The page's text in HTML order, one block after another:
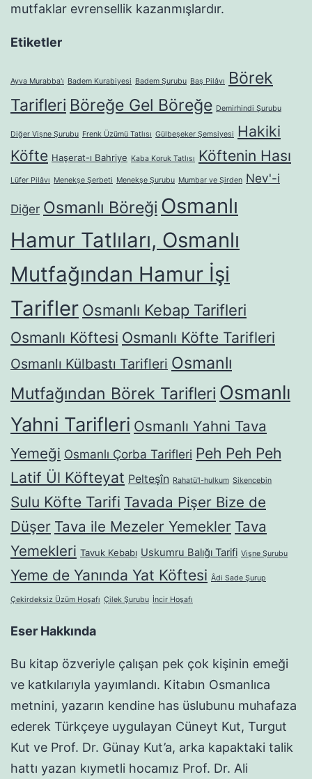
mutfaklar evrensellik kazanmışlardır.
Etiketler
Ayva Murabba'ı Badem Kurabiyesi Badem Şurubu Baş Pilâvı
Börek
Tarifleri Böreğe Gel Böreğe Demirhindi Şurubu
Diğer Vişne Şurubu Frenk Üzümü Tatlısı Gülbeşeker Şemsiyesi Hakiki
Köfte Haşerat-ı Bahriye Kaba Koruk Tatlısı Köftenin Hası
Lüfer Pilâvı Menekşe Şerbeti Menekşe Şurubu Mumbar ve Şirden Nev'-i
Diğer Osmanlı Böreği Osmanlı
Hamur Tatlıları, Osmanlı
Mutfağından Hamur İşi
Tarifler Osmanlı Kebap Tarifleri
Osmanlı Köftesi Osmanlı Köfte Tarifleri
Osmanlı Külbastı Tarifleri Osmanlı
Mutfağından Börek Tarifleri Osmanlı
Yahni Tarifleri Osmanlı Yahni Tava
Yemeği Osmanlı Çorba Tarifleri Peh Peh Peh
Latif Ül Köfteyat Pelteşîn Rahatü'l-hulkum Sikencebin
Sulu Köfte Tarifi Tavada Pişer Bize de
Düşer Tava ile Mezeler Yemekler Tava
Yemekleri Tavuk Kebabı Uskumru Balığı Tarifi Vişne Şurubu
Yeme de Yanında Yat Köftesi Âdi Sade Şurup
Çekirdeksiz Üzüm Hoşafı Çilek Şurubu İncir Hoşafı
Eser Hakkında
Bu kitap özveriyle çalışan pek çok kişinin emeği
ve katkılarıyla yayımlandı. Kitabın Osmanlıca
metnini, yazarın kendine has üslubunu muhafaza
ederek Türkçeye uygulayan Cüneyt Kut, Turgut
Kut ve Prof. Dr. Günay Kut’a, arka kapaktaki talik
hattı yazan kıymetli hocamız Prof. Dr. Ali